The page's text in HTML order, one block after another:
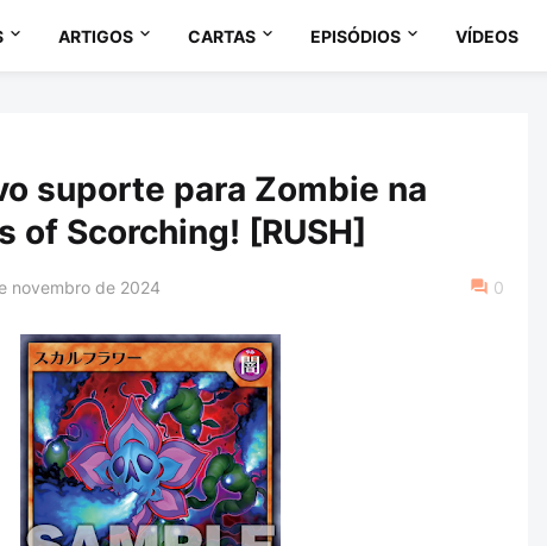
ARTIGOS CARTAS EPISÓDIOS VÍDEOS
suporte para Zombie na
of Scorching! [RUSH]
novembro de 2024 0